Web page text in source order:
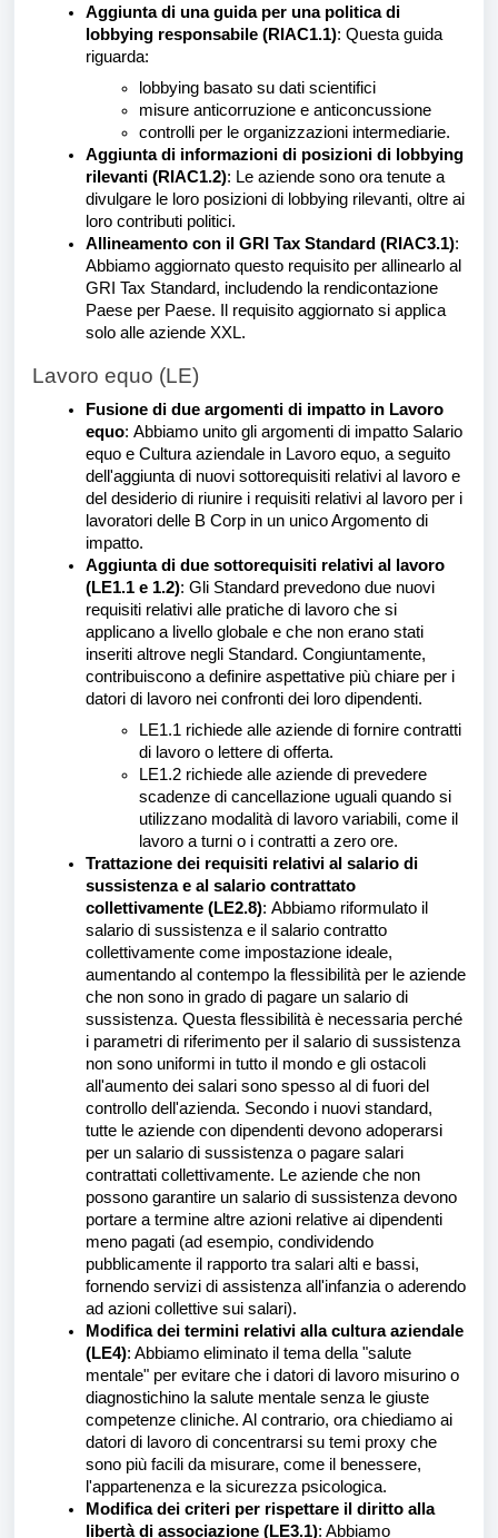
Aggiunta di una guida per una politica di
lobbying responsabile (RIAC1.1): Questa guida
riguarda:
lobbying basato su dati scientifici
misure anticorruzione e anticoncussione
controlli per le organizzazioni intermediarie.
Aggiunta di informazioni di posizioni di lobbying
rilevanti (RIAC1.2): Le aziende sono ora tenute a
divulgare le loro posizioni di lobbying rilevanti, oltre ai
loro contributi politici.
Allineamento con il GRI Tax Standard (RIAC3.1):
Abbiamo aggiornato questo requisito per allinearlo al
GRI Tax Standard, includendo la rendicontazione
Paese per Paese. Il requisito aggiornato si applica
solo alle aziende XXL.
Lavoro equo (LE)
Fusione di due argomenti di impatto in Lavoro
equo: Abbiamo unito gli argomenti di impatto Salario
equo e Cultura aziendale in Lavoro equo, a seguito
dell'aggiunta di nuovi sottorequisiti relativi al lavoro e
del desiderio di riunire i requisiti relativi al lavoro per i
lavoratori delle B Corp in un unico Argomento di
impatto.
Aggiunta di due sottorequisiti relativi al lavoro
(LE1.1 e 1.2): Gli Standard prevedono due nuovi
requisiti relativi alle pratiche di lavoro che si
applicano a livello globale e che non erano stati
inseriti altrove negli Standard. Congiuntamente,
contribuiscono a definire aspettative più chiare per i
datori di lavoro nei confronti dei loro dipendenti.
LE1.1 richiede alle aziende di fornire contratti
di lavoro o lettere di offerta.
LE1.2 richiede alle aziende di prevedere
scadenze di cancellazione uguali quando si
utilizzano modalità di lavoro variabili, come il
lavoro a turni o i contratti a zero ore.
Trattazione dei requisiti relativi al salario di
sussistenza e al salario contrattato
collettivamente (LE2.8): Abbiamo riformulato il
salario di sussistenza e il salario contratto
collettivamente come impostazione ideale,
aumentando al contempo la flessibilità per le aziende
che non sono in grado di pagare un salario di
sussistenza. Questa flessibilità è necessaria perché
i parametri di riferimento per il salario di sussistenza
non sono uniformi in tutto il mondo e gli ostacoli
all'aumento dei salari sono spesso al di fuori del
controllo dell'azienda. Secondo i nuovi standard,
tutte le aziende con dipendenti devono adoperarsi
per un salario di sussistenza o pagare salari
contrattati collettivamente. Le aziende che non
possono garantire un salario di sussistenza devono
portare a termine altre azioni relative ai dipendenti
meno pagati (ad esempio, condividendo
pubblicamente il rapporto tra salari alti e bassi,
fornendo servizi di assistenza all'infanzia o aderendo
ad azioni collettive sui salari).
Modifica dei termini relativi alla cultura aziendale
(LE4): Abbiamo eliminato il tema della "salute
mentale" per evitare che i datori di lavoro misurino o
diagnostichino la salute mentale senza le giuste
competenze cliniche. Al contrario, ora chiediamo ai
datori di lavoro di concentrarsi su temi proxy che
sono più facili da misurare, come il benessere,
l'appartenenza e la sicurezza psicologica.
Modifica dei criteri per rispettare il diritto alla
libertà di associazione (LE3.1): Abbiamo